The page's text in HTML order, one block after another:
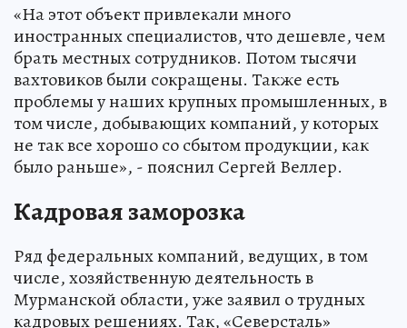
«На этот объект привлекали много
иностранных специалистов, что дешевле, чем
брать местных сотрудников. Потом тысячи
вахтовиков были сокращены. Также есть
проблемы у наших крупных промышленных, в
том числе, добывающих компаний, у которых
не так все хорошо со сбытом продукции, как
было раньше», - пояснил Сергей Веллер.
Кадровая заморозка
Ряд федеральных компаний, ведущих, в том
числе, хозяйственную деятельность в
Мурманской области, уже заявил о трудных
кадровых решениях. Так, «Северсталь»